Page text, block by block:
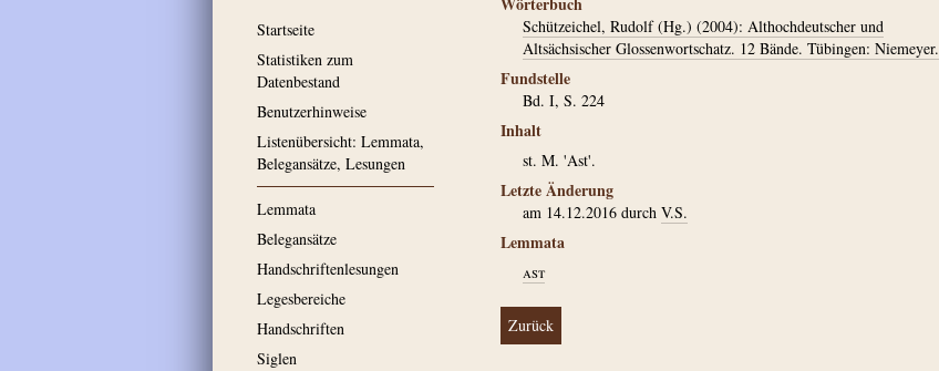
Startseite
Statistiken zum
Datenbestand
Benutzerhinweise
Listenübersicht: Lemmata,
Belegansätze, Lesungen
Lemmata
Belegansätze
Handschriftenlesungen
Legesbereiche
Handschriften
Siglen
Schützeichel, Rudolf (Hg.) (2004): Althochdeutscher und
Altsächsischer Glossenwortschatz. 12 Bände. Tübingen: Niemeyer.
Fundstelle
Bd. I, S. 224
Inhalt
st. M. 'Ast'.
Letzte Änderung
am 14.12.2016 durch V.S.
Lemmata
ast
Zurück